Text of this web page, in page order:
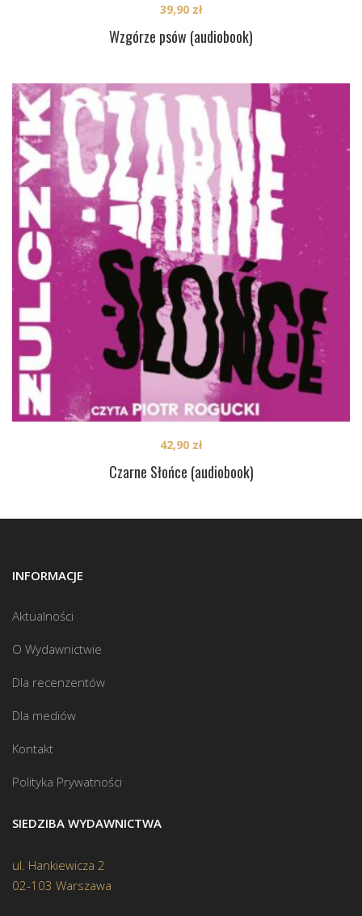
Wzgórze psów (audiobook)
39,90 zł
Czarne Słońce (audiobook)
42,90 zł
INFORMACJE
Aktualności
O Wydawnictwie
Dla recenzentów
Dla mediów
Kontakt
Polityka Prywatności
SIEDZIBA WYDAWNICTWA
ul. Hankiewicza 2
02-103 Warszawa